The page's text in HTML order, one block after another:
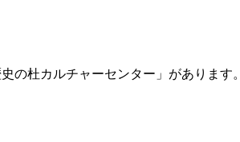
の杜カルチャーセンター」があります。